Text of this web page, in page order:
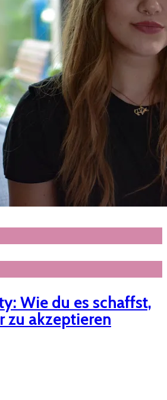
Wie du es schaffst,
zu akzeptieren